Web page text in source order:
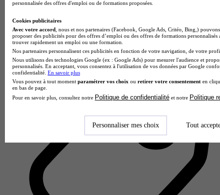
IFPC - Ecole de Commerce & Communication
Aucun avis
Boucau
personnalisée des offres d'emploi ou de formations proposées.
Cookies publicitaires
Avec votre accord , nous et nos partenaires (Facebook, Google Ads, Critéo, Bing,)
proposer des publicités pour des offres d’emploi ou des offres de formations
trouver rapidement un emploi ou une formation.
Nos partenaires personnalisent ces publicités en fonction de votre navigation, de votre
Nous utilisons des technologies Google (ex : Google Ads) pour mesurer l'audience et
personnalisés. En acceptant, vous consentez à l'utilisation de vos données par Google
confidentialité. En savoir plus
Vous pouvez à tout moment paramétrer vos choix ou retirer votre consentement en
en bas de page.
Pour en savoir plus, consultez notre Politique de confidentialité et notre Politique
Personnaliser mes choix Tout